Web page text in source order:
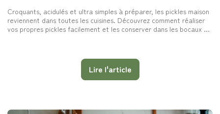
Croquants, acidulés et ultra simples à préparer, les pickles maison
reviennent dans toutes les cuisines. Découvrez comment réaliser
vos propres pickles facilement et les conserver dans les bocaux à
Lire l'article